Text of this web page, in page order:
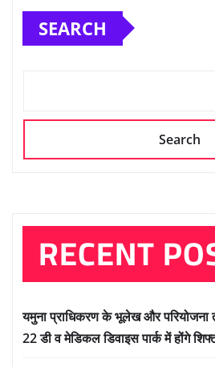
SEARCH
Search
RECENT
यमुना प्राधिकरण के भूलेख और परियोजना
22 डी व मेडिकल डिवाइस पार्क में होंगे